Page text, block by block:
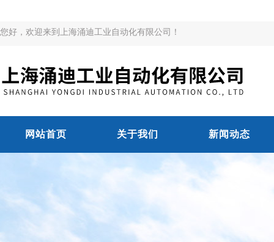
您好，欢迎来到上海涌迪工业自动化有限公司！
网站首页 关于我们 新闻动态